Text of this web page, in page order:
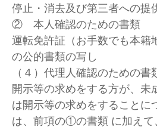
停止・消去及び第三者への提
② 本人確認のための書類
運転免許証（お手数でも本籍
の公的書類の写し
（４）代理人確認のための書
開示等の求めをする方が、
は開示等の求めをすることに
は、前項の①の書類 に加え